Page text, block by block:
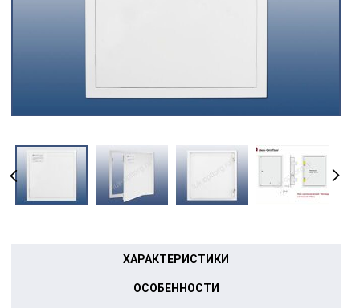
ХАРАКТЕРИСТИКИ
ОСОБЕННОСТИ